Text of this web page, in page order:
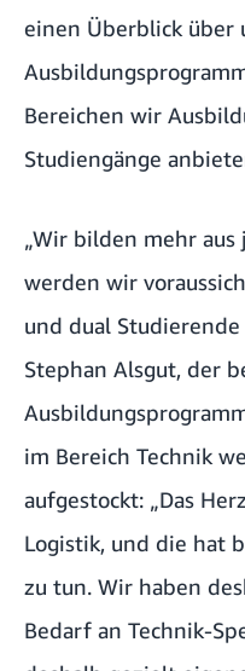
einen Überblick über
Bereichen wir
Studiengänge
„Wir bilden mehr aus
werden wir
und dual
Stephan Alsgut, der
im Bereich Technik
aufgestockt: „Das
Logistik, und die hat
zu tun. Wir haben
Bedarf an Technik-